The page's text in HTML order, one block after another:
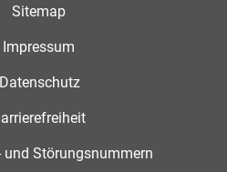
Sitemap
Impressum
Datenschutz
und Störungsnummern